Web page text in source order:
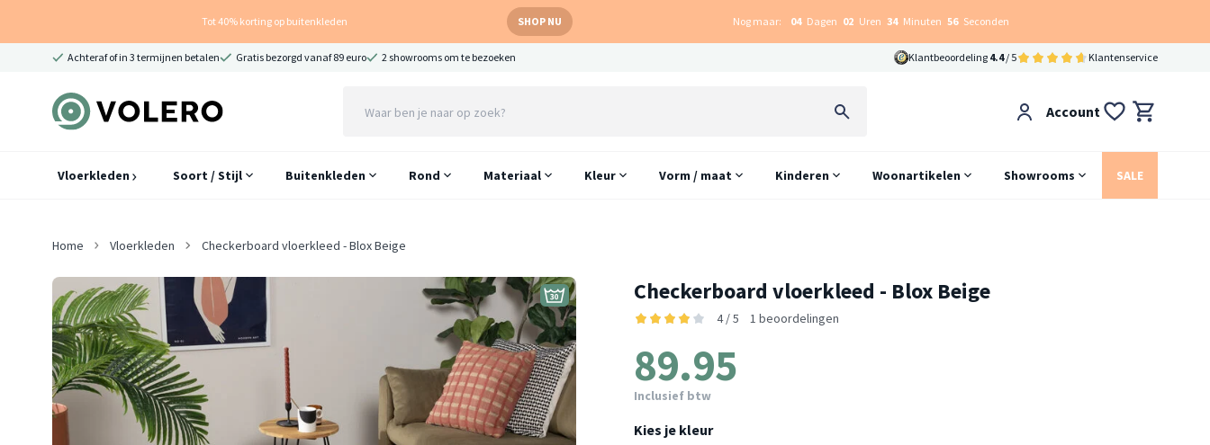
Tot 40% korting op buitenkleden SHOP NU Nog maar: 04 Dagen 02 Uren 34 Minuten 55 Seconden
Achteraf of in 3 termijnen betalen Gratis bezorgd vanaf 89 euro 2 showrooms om te bezoeken Klantbeoordeling 4.4/ 5 Klantenservice
Account
Vloerkleden Soort / Stijl Buitenkleden Rond Materiaal Kleur Vorm / maat Kinderen Woonartikelen Showrooms SALE
Home Vloerkleden Checkerboard vloerkleed - Blox Beige
Checkerboard vloerkleed - Blox Beige
4 / 5 1 beoordelingen
89.95
Inclusief btw
Kies je kleur